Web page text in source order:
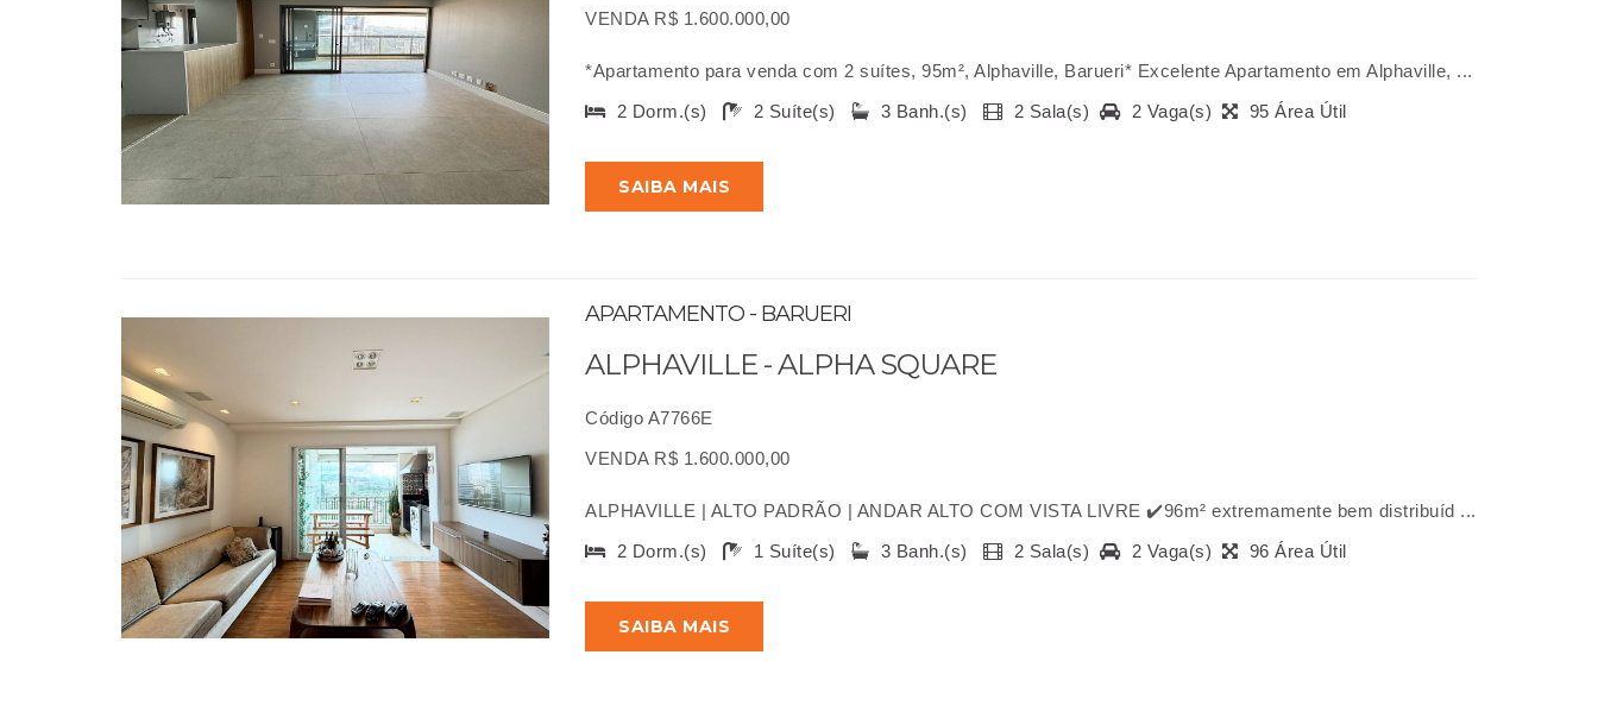
VENDA R$ 1.600.000,00
*Apartamento para venda com 2 suítes, 95m², Alphaville, Barueri* Excelente Apartamento em Alphaville, ...
2 Dorm.(s)
2 Suíte(s) 3 Banh.(s) 2 Sala(s) 2 Vaga(s) 95 Área Útil
SAIBA MAIS
APARTAMENTO - BARUERI
ALPHAVILLE - ALPHA SQUARE
Código A7766E
VENDA R$ 1.600.000,00
ALPHAVILLE | ALTO PADRÃO | ANDAR ALTO COM VISTA LIVRE ✔️96m² extremamente bem distribuíd ...
2 Dorm.(s)
1 Suíte(s) 3 Banh.(s) 2 Sala(s) 2 Vaga(s) 96 Área Útil
SAIBA MAIS